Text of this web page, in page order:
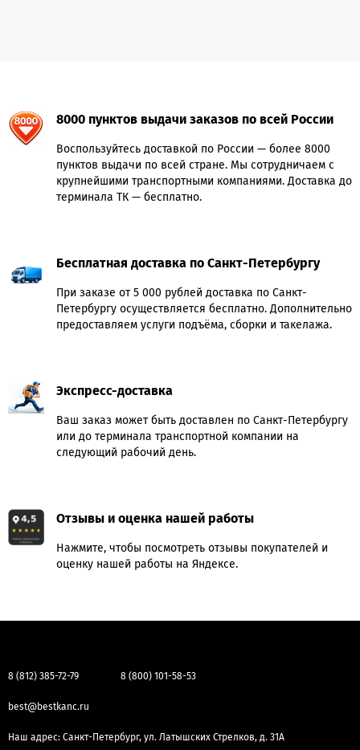
8000 пунктов выдачи заказов по всей России
Воспользуйтесь доставкой по России — более 8000
пунктов выдачи по всей стране. Мы сотрудничаем с
крупнейшими транспортными компаниями. Доставка до
терминала ТК — бесплатно.
Бесплатная доставка по Санкт-Петербургу
При заказе от 5 000 рублей доставка по Санкт-
Петербургу осуществляется бесплатно. Дополнительно
предоставляем услуги подъёма, сборки и такелажа.
Экспресс-доставка
Ваш заказ может быть доставлен по Санкт-Петербургу
или до терминала транспортной компании на
следующий рабочий день.
Отзывы и оценка нашей работы
Нажмите, чтобы посмотреть отзывы покупателей и
оценку нашей работы на Яндексе.
8 (812) 385-72-79 8 (800) 101-58-53
best@bestkanc.ru
Наш адрес: Санкт-Петербург, ул. Латышских Стрелков, д. 31А